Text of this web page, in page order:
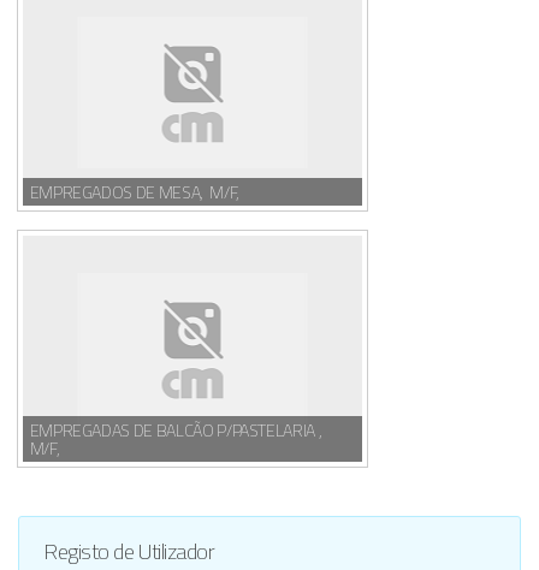
EMPREGADOS DE MESA, M/F,
EMPREGADAS DE BALCÃO P/PASTELARIA ,
M/F,
Registo de Utilizador